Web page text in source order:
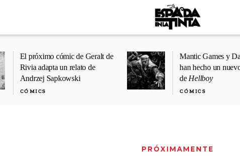
El próximo cómic de Geralt de
Rivia adapta un relato de
Andrzej Sapkowski
CÓMICS
Mantic Games y
han hecho un
de Hellboy
CÓMICS
PRÓXIMAMENTE